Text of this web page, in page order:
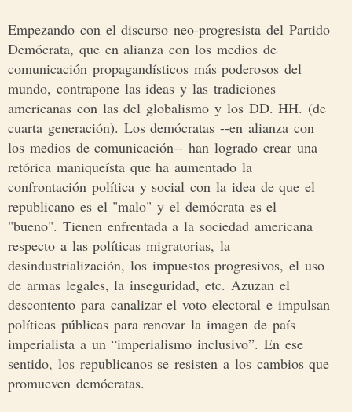
Empezando con el discurso neo-progresista del Partido
Demócrata, que en alianza con los medios de
comunicación propagandísticos más poderosos del
mundo, contrapone las ideas y las tradiciones
americanas con las del globalismo y los DD. HH. (de
cuarta generación). Los demócratas --en alianza con
los medios de comunicación-- han logrado crear una
retórica maniqueísta que ha aumentado la
confrontación política y social con la idea de que el
republicano es el "malo" y el demócrata es el
"bueno". Tienen enfrentada a la sociedad americana
respecto a las políticas migratorias, la
desindustrialización, los impuestos progresivos, el uso
de armas legales, la inseguridad, etc. Azuzan el
descontento para canalizar el voto electoral e impulsan
políticas públicas para renovar la imagen de país
imperialista a un “imperialismo inclusivo”. En ese
sentido, los republicanos se resisten a los cambios que
promueven demócratas.